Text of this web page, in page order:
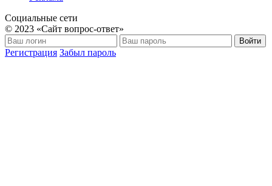
Социальные сети
© 2023 «Сайт вопрос-ответ»
Войти
Регистрация Забыл пароль